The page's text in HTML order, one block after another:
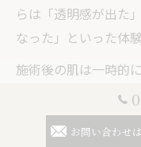
らは「透明感が出た
なった」といった体
施術後の肌は一時的
すが、数日で落ち着
るのが一般的です。
が気になる方には、
お問い合わせ